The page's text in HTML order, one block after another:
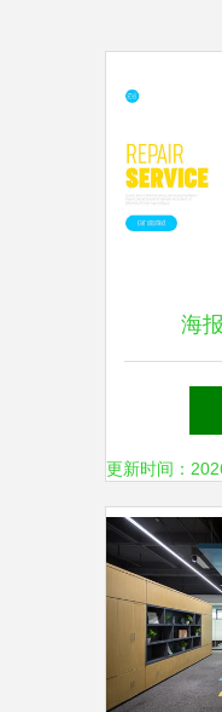
海
更新时间：